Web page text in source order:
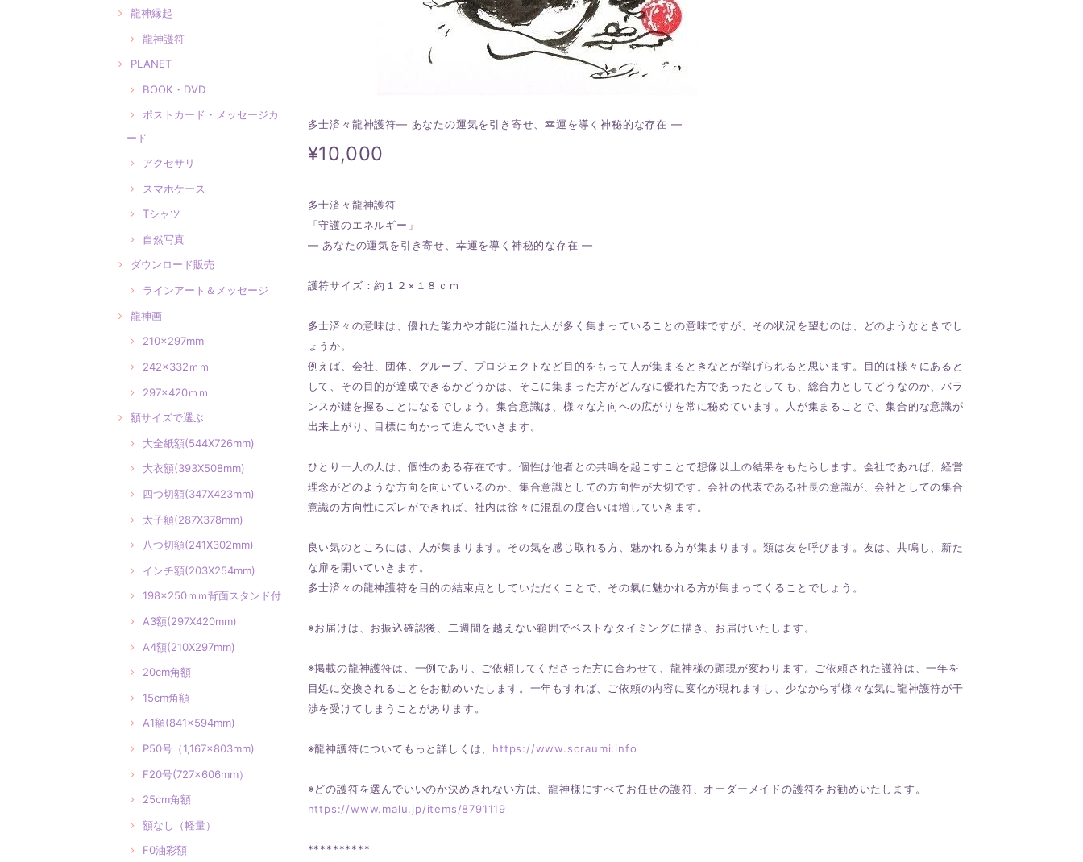
龍神縁起
龍神護符
PLANET
BOOK・DVD
ポストカード・メッセージカ
ード
アクセサリ
スマホケース
Tシャツ
自然写真
ダウンロード販売
ラインアート＆メッセージ
龍神画
210×297mm
242×332ｍｍ
297×420ｍｍ
額サイズで選ぶ
大全紙額(544X726mm)
大衣額(393X508mm)
四つ切額(347X423mm)
太子額(287X378mm)
八つ切額(241X302mm)
インチ額(203X254mm)
198×250ｍｍ背面スタンド付
A3額(297X420mm)
A4額(210X297mm)
20cm角額
15cm角額
A1額(841×594mm)
P50号（1,167×803mm)
F20号(727×606mm）
25cm角額
額なし（軽量）
F0油彩額
多士済々龍神護符― あなたの運気を引き寄せ、幸運を導く神秘的な存在 ―
¥10,000
多士済々龍神護符
「守護のエネルギー」
― あなたの運気を引き寄せ、幸運を導く神秘的な存在 ―
護符サイズ：約１２×１８ｃｍ
多士済々の意味は、優れた能力や才能に溢れた人が多く集まっていることの意味ですが、その状況を望むのは、どのようなときでし
ょうか。
例えば、会社、団体、グループ、プロジェクトなど目的をもって人が集まるときなどが挙げられると思います。目的は様々にあると
して、その目的が達成できるかどうかは、そこに集まった方がどんなに優れた方であったとしても、総合力としてどうなのか、バラ
ンスが鍵を握ることになるでしょう。集合意識は、様々な方向への広がりを常に秘めています。人が集まることで、集合的な意識が
出来上がり、目標に向かって進んでいきます。
ひとり一人の人は、個性のある存在です。個性は他者との共鳴を起こすことで想像以上の結果をもたらします。会社であれば、経営
理念がどのような方向を向いているのか、集合意識としての方向性が大切です。会社の代表である社長の意識が、会社としての集合
意識の方向性にズレができれば、社内は徐々に混乱の度合いは増していきます。
良い気のところには、人が集まります。その気を感じ取れる方、魅かれる方が集まります。類は友を呼びます。友は、共鳴し、新た
な扉を開いていきます。
多士済々の龍神護符を目的の結束点としていただくことで、その氣に魅かれる方が集まってくることでしょう。
※お届けは、お振込確認後、二週間を越えない範囲でベストなタイミングに描き、お届けいたします。
※掲載の龍神護符は、一例であり、ご依頼してくださった方に合わせて、龍神様の顕現が変わります。ご依頼された護符は、一年を
目処に交換されることをお勧めいたします。一年もすれば、ご依頼の内容に変化が現れますし、少なからず様々な気に龍神護符が干
渉を受けてしまうことがあります。
※龍神護符についてもっと詳しくは、 https://www.soraumi.info
※どの護符を選んでいいのか決めきれない方は、龍神様にすべてお任せの護符、オーダーメイドの護符をお勧めいたします。
https://www.malu.jp/items/8791119
**********